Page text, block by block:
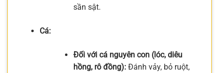
sần sật.
Cá:
Đối với cá nguyên con (lóc, diêu
hồng, rô đồng):Đánh vảy, bỏ ruột,